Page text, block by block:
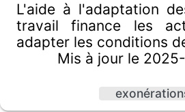
L'aide à l'adaptation
travail finance les
adapter les conditions
Mis à jour le